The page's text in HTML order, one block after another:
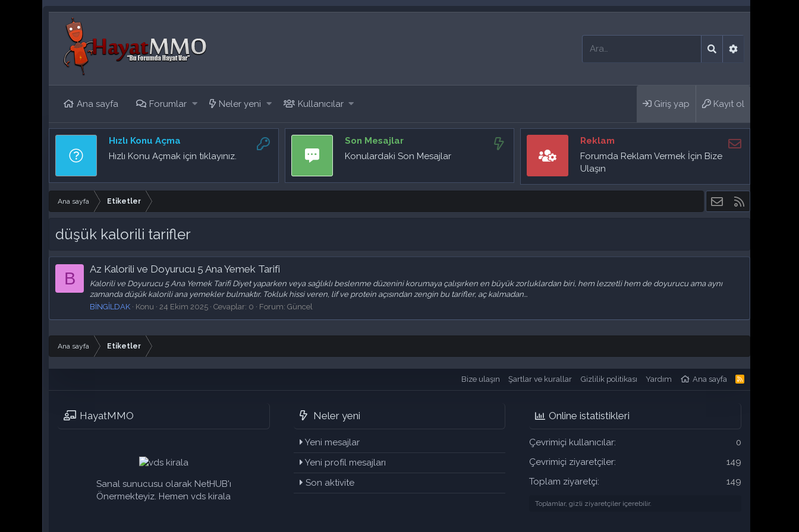
Ana sayfa Forumlar Neler yeni Kullanıcılar Giriş yap Kayıt ol
Hızlı Konu Açma
Hızlı Konu Açmak için tıklayınız.
Son Mesajlar
Konulardaki Son Mesajlar
Reklam
Forumda Reklam Vermek İçin Bize
Ulaşın
Ana sayfa Etiketler Bize ulaşın
düşük kalorili tarifler
B Az Kalorili ve Doyurucu 5 Ana Yemek Tarifi
Kalorili ve Doyurucu 5 Ana Yemek Tarifi Diyet yaparken veya sağlıklı beslenme düzenini korumaya çalışırken en büyük zorluklardan biri, hem lezzetli hem de doyurucu ama aynı
zamanda düşük kalorili ana yemekler bulmaktır. Tokluk hissi veren, lif ve protein açısından zengin bu tarifler, aç kalmadan...
BİNGİLDAK
Konu 24 Ekim 2025 Cevaplar: 0 Forum: Güncel
Ana sayfa Etiketler
Bize ulaşın Şartlar ve kurallar Gizlilik politikası Yardım Ana sayfa
R
HayatMMO
Sanal sunucusu olarak NetHUB'ı
Önermekteyiz. Hemen vds kirala
Neler yeni
Yeni mesajlar
Yeni profil mesajları
Son aktivite
Online istatistikleri
Çevrimiçi kullanıcılar
0
Çevrimiçi ziyaretçiler
149
Toplam ziyaretçi
149
Toplamlar, gizli ziyaretçiler içerebilir.